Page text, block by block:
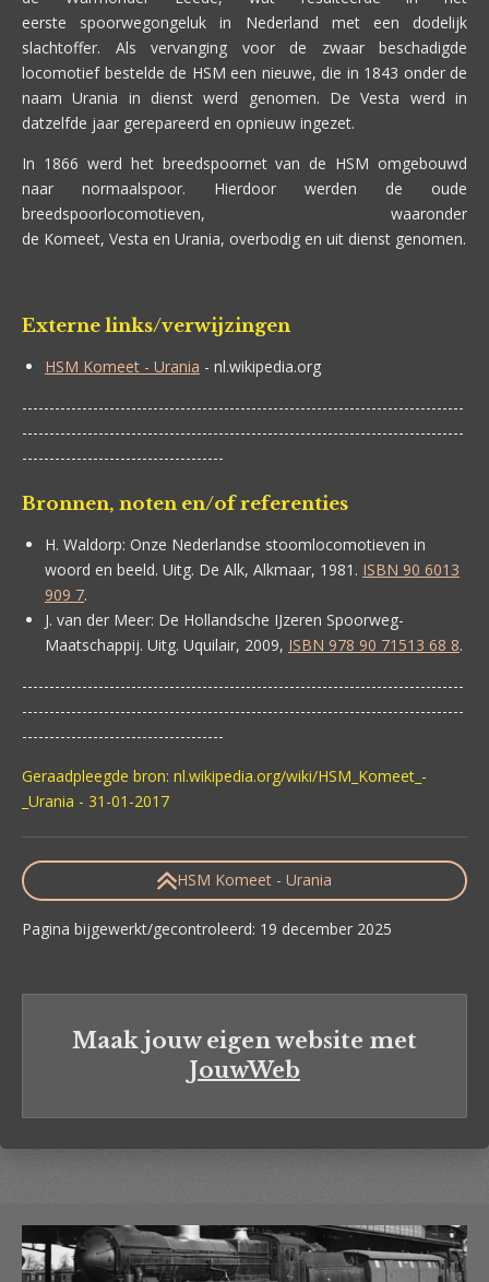
eerste spoorwegongeluk in Nederland met een dodelijk
slachtoffer. Als vervanging voor de zwaar beschadigde
locomotief bestelde de HSM een nieuwe, die in 1843 onder de
naam Urania in dienst werd genomen. De Vesta werd in
datzelfde jaar gerepareerd en opnieuw ingezet.
In 1866 werd het breedspoornet van de HSM omgebouwd
naar normaalspoor. Hierdoor werden de oude
breedspoorlocomotieven, waaronder
de Komeet, Vesta en Urania, overbodig en uit dienst genomen.
Externe links/verwijzingen
HSM Komeet - Urania - nl.wikipedia.org
---------------------------------------------------------------------------------
---------------------------------------------------------------------------------
-------------------------------------
Bronnen, noten en/of referenties
H. Waldorp: Onze Nederlandse stoomlocomotieven in
woord en beeld. Uitg. De Alk, Alkmaar, 1981. ISBN 90 6013
909 7.
J. van der Meer: De Hollandsche IJzeren Spoorweg-
Maatschappij. Uitg. Uquilair, 2009, ISBN 978 90 71513 68 8.
---------------------------------------------------------------------------------
---------------------------------------------------------------------------------
-------------------------------------
Geraadpleegde bron: nl.wikipedia.org/wiki/HSM_Komeet_-
_Urania - 31-01-2017
HSM Komeet - Urania
Pagina bijgewerkt/gecontroleerd: 19 december 2025
Maak jouw eigen website met
JouwWeb